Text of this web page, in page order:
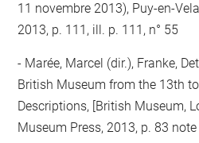
11 novembre 2013), Puy-en-
2013, p. 111, ill. p. 111, n° 55
Marée, Marcel (dir.), Franke,
British Museum from the 13th
Descriptions, [British Museum,
Museum Press, 2013, p. 83 note